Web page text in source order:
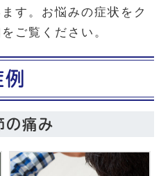
す。お悩みの症状をク
ご覧ください。
の痛み